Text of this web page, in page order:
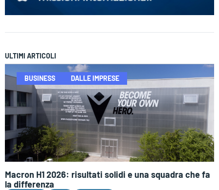
ULTIMI ARTICOLI
BUSINESS DALLE IMPRESE
Macron H1 2026: risultati solidi e una squadra che fa
la differenza